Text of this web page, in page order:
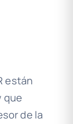
están
que
de la